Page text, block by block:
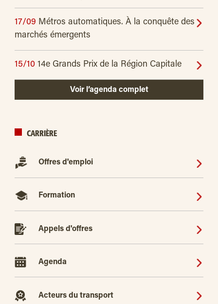
17/09 Métros automatiques. À la conquête des
marchés émergents
15/10 14e Grands Prix de la Région Capitale
Voir l’agenda complet
CARRIÈRE
Offres d'emploi
Formation
Appels d'offres
Agenda
Acteurs du transport